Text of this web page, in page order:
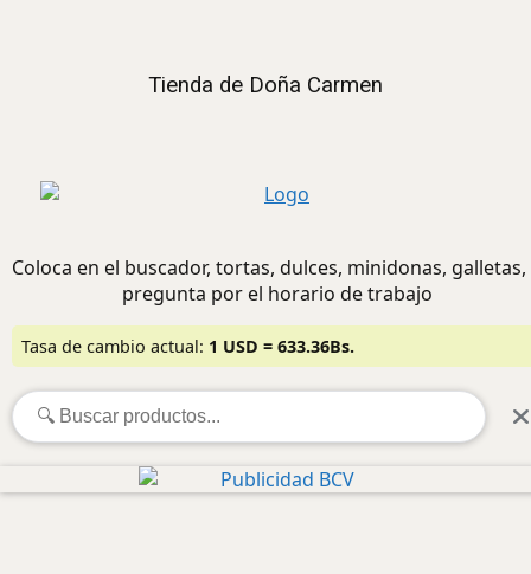
Tienda de Doña Carmen
Coloca en el buscador, tortas, dulces, minidonas, galletas,
pregunta por el horario de trabajo
Tasa de cambio actual: 1 USD = 633.36Bs.